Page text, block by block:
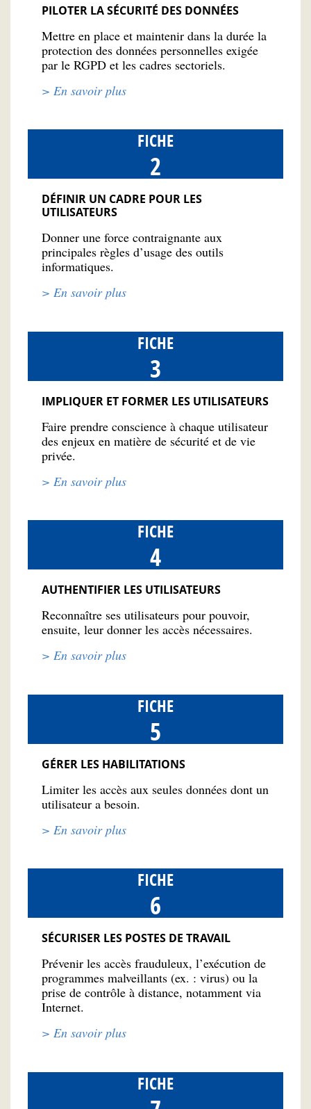
PILOTER LA SÉCURITÉ DES DONNÉES
Mettre en place et maintenir dans la durée la
protection des données personnelles exigée
par le RGPD et les cadres sectoriels.
> En savoir plus
FICHE
2
DÉFINIR UN CADRE POUR LES
UTILISATEURS
Donner une force contraignante aux
principales règles d’usage des outils
informatiques.
> En savoir plus
FICHE
3
IMPLIQUER ET FORMER LES UTILISATEURS
Faire prendre conscience à chaque utilisateur
des enjeux en matière de sécurité et de vie
privée.
> En savoir plus
FICHE
4
AUTHENTIFIER LES UTILISATEURS
Reconnaître ses utilisateurs pour pouvoir,
ensuite, leur donner les accès nécessaires.
> En savoir plus
FICHE
5
GÉRER LES HABILITATIONS
Limiter les accès aux seules données dont un
utilisateur a besoin.
> En savoir plus
FICHE
6
SÉCURISER LES POSTES DE TRAVAIL
Prévenir les accès frauduleux, l’exécution de
programmes malveillants (ex. : virus) ou la
prise de contrôle à distance, notamment via
Internet.
> En savoir plus
FICHE